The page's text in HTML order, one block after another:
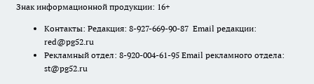
Знак информационной продукции: 16+
Контакты: Редакция: 8-927-669-90-87 Email редакции:
red@pg52.ru
Рекламный отдел: 8-920-004-61-95 Email рекламного отдела:
st@pg52.ru